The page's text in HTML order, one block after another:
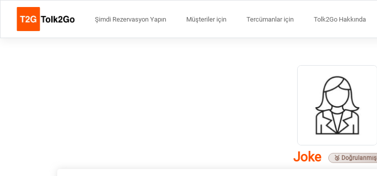
Şimdi Rezervasyon Yapın Müşteriler için Tercümanlar için Tolk2Go Hakkında
Joke 🥉 Doğrulanmış